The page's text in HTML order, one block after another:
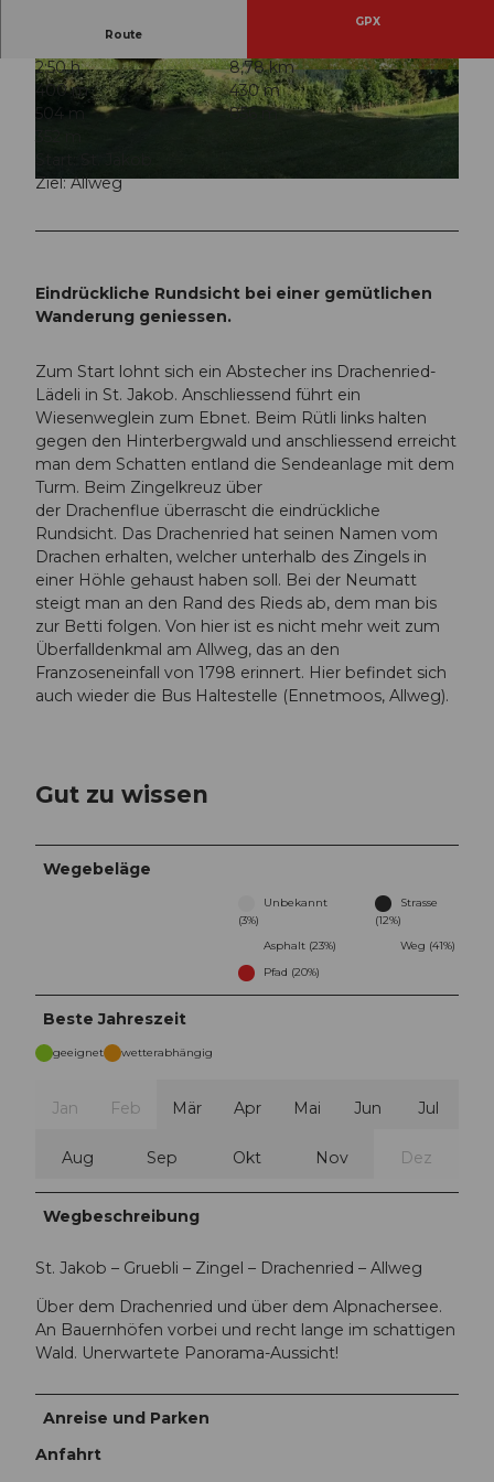
© Nidwalden Tourismus, Nidwalden Tourismus
© Nidwalden Tourismus, Nidwalden Tourismus © Roland Baumgartner, Nidwalden Tourismus
Route
GPX
2:50 h
8,78 km
400 m
430 m
504 m
856 m
Ziel: Allweg
Eindrückliche Rundsicht bei einer gemütlichen
Wanderung geniessen.
Zum Start lohnt sich ein Abstecher ins Drachenried-
Lädeli in St. Jakob. Anschliessend führt ein
Wiesenweglein zum Ebnet. Beim Rütli links halten
gegen den Hinterbergwald und anschliessend erreicht
man dem Schatten entland die Sendeanlage mit dem
Turm. Beim Zingelkreuz über
der Drachenflue überrascht die eindrückliche
Rundsicht. Das Drachenried hat seinen Namen vom
Drachen erhalten, welcher unterhalb des Zingels in
einer Höhle gehaust haben soll. Bei der Neumatt
steigt man an den Rand des Rieds ab, dem man bis
zur Betti folgen. Von hier ist es nicht mehr weit zum
Überfalldenkmal am Allweg, das an den
Franzoseneinfall von 1798 erinnert. Hier befindet sich
auch wieder die Bus Haltestelle (Ennetmoos, Allweg).
Gut zu wissen
Wegebeläge
Unbekannt
(3%)
Strasse
(12%)
Asphalt (23%)
Weg (41%)
Pfad (20%)
Beste Jahreszeit
geeignet wetterabhängig
Jan Feb Mär Apr Mai Jun Jul
Aug Sep Okt Nov Dez
Wegbeschreibung
St. Jakob – Gruebli – Zingel – Drachenried – Allweg
Über dem Drachenried und über dem Alpnachersee.
An Bauernhöfen vorbei und recht lange im schattigen
Wald. Unerwartete Panorama-Aussicht!
Anreise und Parken
Anfahrt